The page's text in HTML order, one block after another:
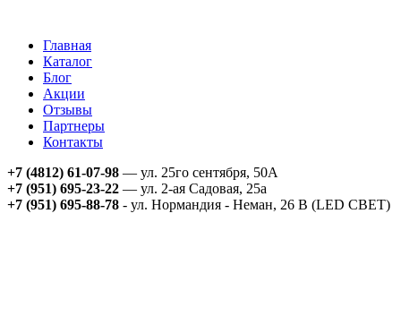
Главная
Каталог
Блог
Акции
Отзывы
Партнеры
Контакты
+7 (4812) 61-07-98 — ул. 25го сентября, 50А
+7 (951) 695-23-22 — ул. 2-ая Садовая, 25а
+7 (951) 695-88-78 - ул. Нормандия - Неман, 26 В (LED СВЕТ)